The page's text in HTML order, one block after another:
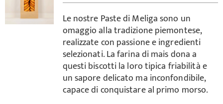
Le nostre Paste di Meliga sono un
omaggio alla tradizione piemontese,
realizzate con passione e ingredienti
selezionati. La farina di mais dona a
questi biscotti la loro tipica friabilità e
un sapore delicato ma inconfondibile,
capace di conquistare al primo morso.